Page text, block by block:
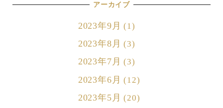
アーカイブ
2023年9月 (1)
2023年8月 (3)
2023年7月 (3)
2023年6月 (12)
2023年5月 (20)